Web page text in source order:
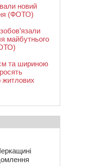
новий
(ФОТО)
майбутнього
та шириною
житлових